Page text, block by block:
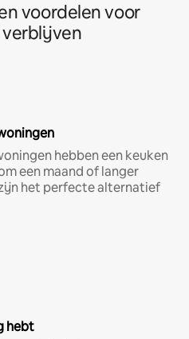
voordelen voor
hebben een keuken
een maand of langer
het perfecte alternatief
hebt